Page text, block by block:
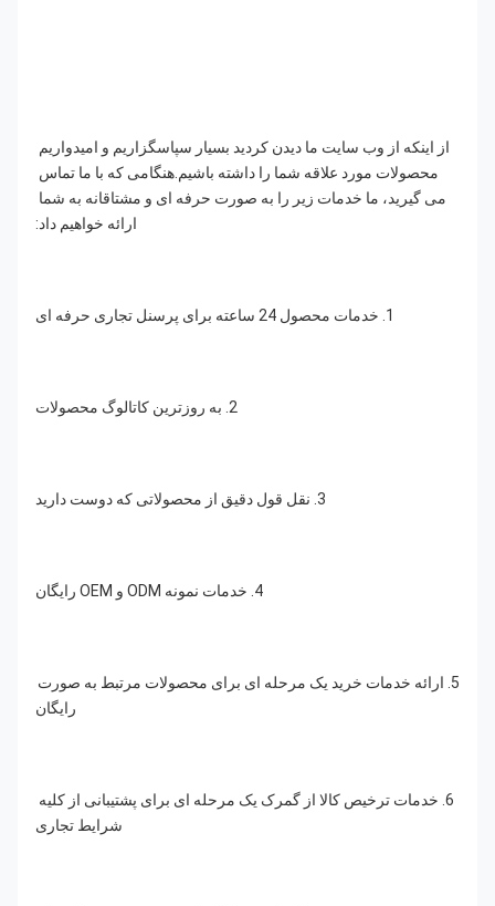
ارائه خواهیم داد:
1. خدمات محصول 24 ساعته برای پرسنل تجاری حرفه ای
2. به روزترین کاتالوگ محصولات
3. نقل قول دقیق از محصولاتی که دوست دارید
4. خدمات نمونه ODM و OEM رایگان
رایگان
شرایط تجاری